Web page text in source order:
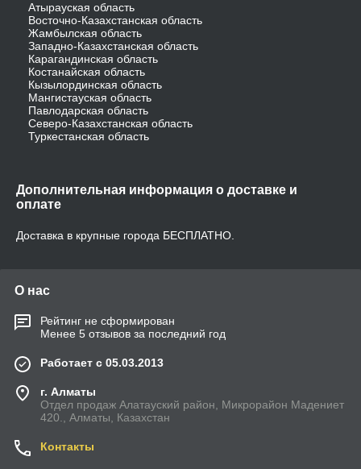
Атырауская область
Восточно-Казахстанская область
Жамбылская область
Западно-Казахстанская область
Карагандинская область
Костанайская область
Кызылординская область
Мангистауская область
Павлодарская область
Северо-Казахстанская область
Туркестанская область
Дополнительная информация о доставке и
оплате
Доставка в крупные города БЕСПЛАТНО.
О нас
Рейтинг не сформирован
Менее 5 отзывов за последний год
Работает с 05.03.2013
г. Алматы
Отдел продаж Алатауский район, Микрорайон Мадениет
420., Алматы, Казахстан
Контакты